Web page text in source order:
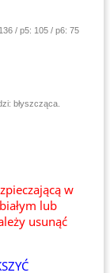
/ p5: 105 / p6: 75
błyszcząca.
w
lub
usunąć